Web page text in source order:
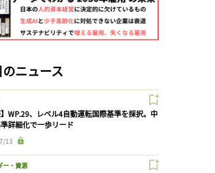
ニュース
】WP.29、レベル4自動運転国際基準を採択。中
詳細化で一歩リード
13
ー・資源